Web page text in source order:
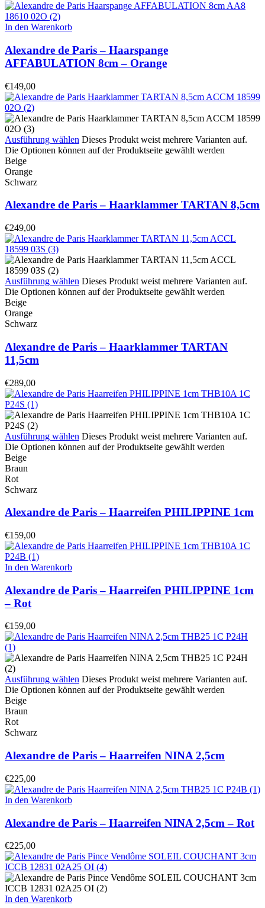
In den Warenkorb
Alexandre de Paris – Haarspange
AFFABULATION 8cm – Orange
€149,00
Ausführung wählen Dieses Produkt weist mehrere Varianten auf.
Die Optionen können auf der Produktseite gewählt werden
Beige
Orange
Schwarz
Alexandre de Paris – Haarklammer TARTAN 8,5cm
€249,00
Ausführung wählen Dieses Produkt weist mehrere Varianten auf.
Die Optionen können auf der Produktseite gewählt werden
Beige
Orange
Schwarz
Alexandre de Paris – Haarklammer TARTAN
11,5cm
€289,00
Ausführung wählen Dieses Produkt weist mehrere Varianten auf.
Die Optionen können auf der Produktseite gewählt werden
Beige
Braun
Rot
Schwarz
Alexandre de Paris – Haarreifen PHILIPPINE 1cm
€159,00
In den Warenkorb
Alexandre de Paris – Haarreifen PHILIPPINE 1cm
– Rot
€159,00
Ausführung wählen Dieses Produkt weist mehrere Varianten auf.
Die Optionen können auf der Produktseite gewählt werden
Beige
Braun
Rot
Schwarz
Alexandre de Paris – Haarreifen NINA 2,5cm
€225,00
In den Warenkorb
Alexandre de Paris – Haarreifen NINA 2,5cm – Rot
€225,00
In den Warenkorb